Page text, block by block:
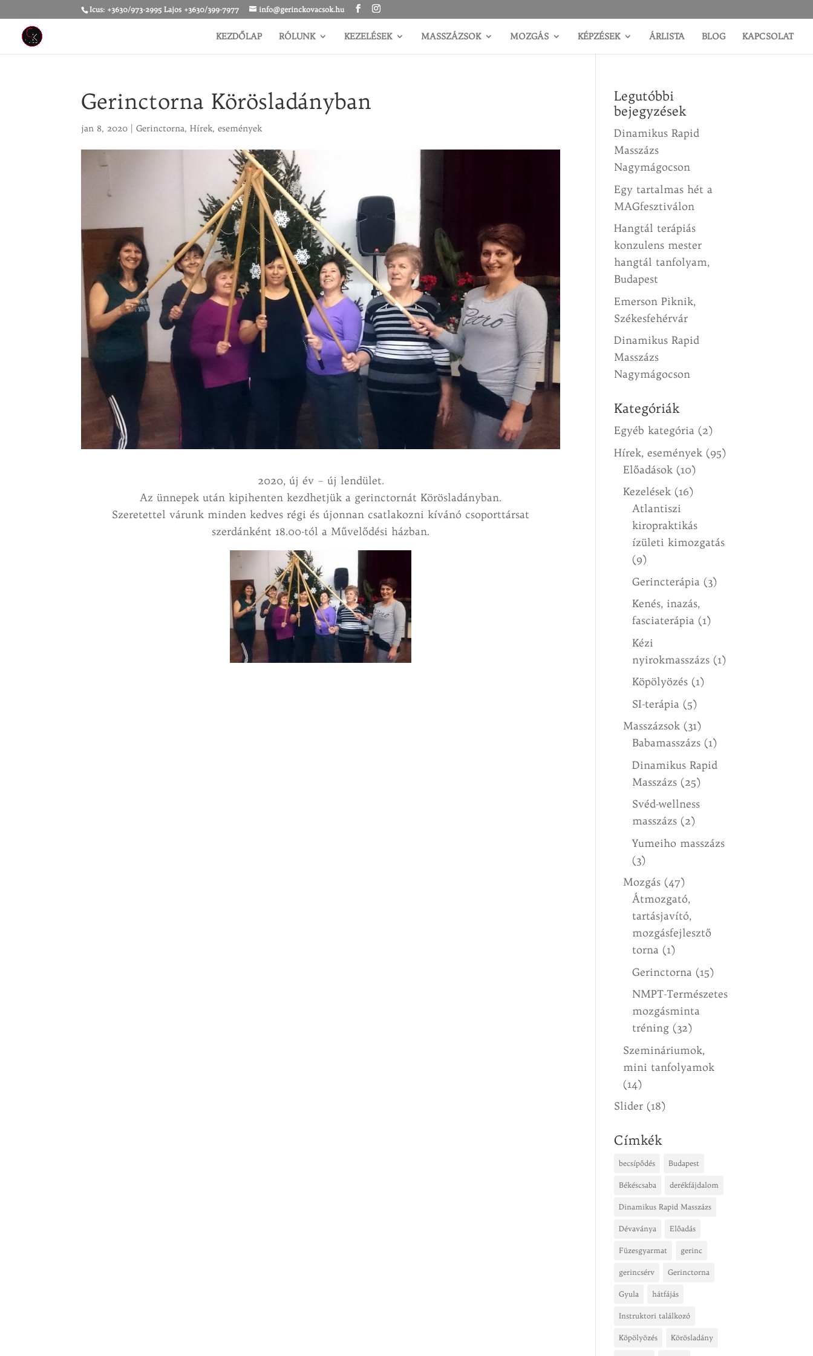
Icus: +3630/973-2995 Lajos +3630/399-7977 info@gerinckovacsok.hu
KEZDŐLAP RÓLUNK KEZELÉSEK MASSZÁZSOK MOZGÁS KÉPZÉSEK ÁRLISTA BLOG KAPCSOLAT
Gerinctorna Körösladányban
jan 8, 2020 |Gerinctorna,Hírek, események
2020, új év – új lendület.
Az ünnepek után kipihenten kezdhetjük a gerinctornát Körösladányban.
Szeretettel várunk minden kedves régi és újonnan csatlakozni kívánó csoporttársat
szerdánként 18.00-tól a Művelődési házban.
Legutóbbi
bejegyzések
Dinamikus Rapid
Masszázs
Nagymágocson
Egy tartalmas hét a
MAGfesztiválon
Hangtál terápiás
konzulens mester
hangtál tanfolyam,
Budapest
Emerson Piknik,
Székesfehérvár
Dinamikus Rapid
Masszázs
Nagymágocson
Kategóriák
Egyéb kategória (2)
Hírek, események (95)
Előadások (10)
Kezelések (16)
Atlantiszi
kiropraktikás
ízületi kimozgatás
(9)
Gerincterápia (3)
Kenés, inazás,
fasciaterápia (1)
Kézi
nyirokmasszázs (1)
Köpölyözés (1)
SI-terápia (5)
Masszázsok (31)
Babamasszázs (1)
Dinamikus Rapid
Masszázs (25)
Svéd-wellness
masszázs (2)
Yumeiho masszázs
(3)
Mozgás (47)
Átmozgató,
tartásjavító,
mozgásfejlesztő
torna (1)
Gerinctorna (15)
NMPT-Természetes
mozgásminta
tréning (32)
Szemináriumok,
mini tanfolyamok
(14)
Slider (18)
Címkék
becsípődés Budapest
Békéscsaba derékfájdalom
Dinamikus Rapid Masszázs
Dévaványa Előadás
Füzesgyarmat gerinc
gerincsérv Gerinctorna
Gyula hátfájás
Instruktori találkozó
Köpölyözés Körösladány